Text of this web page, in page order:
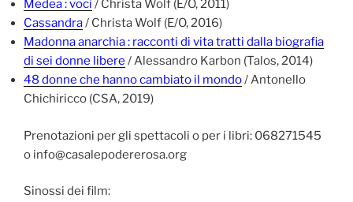
Medea : voci / Christa Wolf (E/O, 2011)
Cassandra/ Christa Wolf (E/O, 2016)
Madonna anarchia : racconti di vita tratti dalla biografia
di sei donne libere / Alessandro Karbon (Talos, 2014)
48 donne che hanno cambiato il mondo/ Antonello
Chichiricco (CSA, 2019)
Prenotazioni per gli spettacoli o per i libri: 068271545
o info@casalepodererosa.org
Sinossi dei film: